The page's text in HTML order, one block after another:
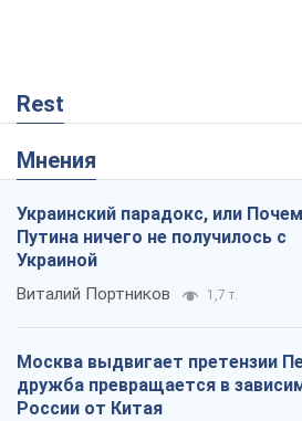
Rest
Мнения
Украинский парадокс, или
Путина ничего не получилось с
Украиной
Виталий Портников 1,7 т.
Москва выдвигает претензии
дружба превращается в
России от Китая